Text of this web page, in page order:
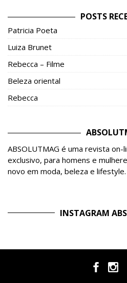
POSTS
Patricia Poeta
Luiza Brunet
Rebecca – Filme
Beleza oriental
Rebecca
ABSOLUTMAG é uma revista on-
exclusivo, para homens e
novo em moda, beleza e lifestyle.
INSTAGRAM